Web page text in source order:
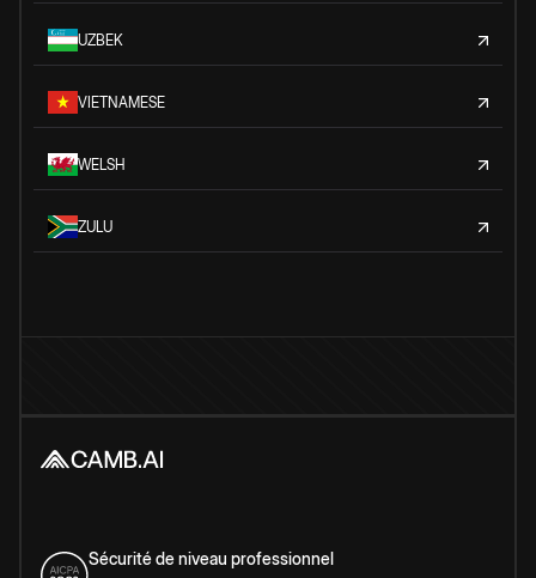
UZBEK
VIETNAMESE
WELSH
ZULU
Sécurité de niveau professionnel